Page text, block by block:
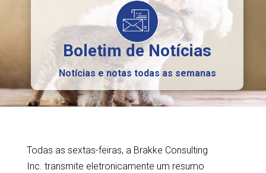
Boletim de Notícias
Notícias e notas todas as semanas
Todas as sextas-feiras, a Brakke Consulting
Inc. transmite eletronicamente um resumo